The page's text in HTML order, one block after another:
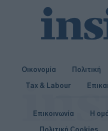
Οικονομία Πολιτική
Tax & Labour
Επικοινωνία Η